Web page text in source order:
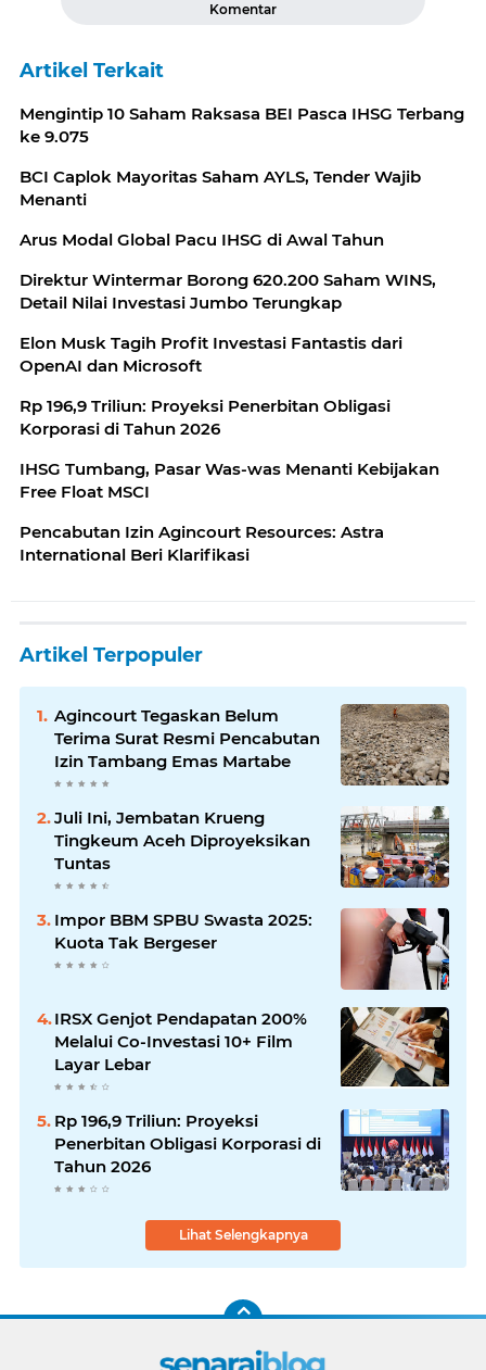
Komentar
Artikel Terkait
Mengintip 10 Saham Raksasa BEI Pasca IHSG Terbang
ke 9.075
BCI Caplok Mayoritas Saham AYLS, Tender Wajib
Menanti
Arus Modal Global Pacu IHSG di Awal Tahun
Direktur Wintermar Borong 620.200 Saham WINS,
Detail Nilai Investasi Jumbo Terungkap
Elon Musk Tagih Profit Investasi Fantastis dari
OpenAI dan Microsoft
Rp 196,9 Triliun: Proyeksi Penerbitan Obligasi
Korporasi di Tahun 2026
IHSG Tumbang, Pasar Was-was Menanti Kebijakan
Free Float MSCI
Pencabutan Izin Agincourt Resources: Astra
International Beri Klarifikasi
Artikel Terpopuler
Agincourt Tegaskan Belum
Terima Surat Resmi Pencabutan
Izin Tambang Emas Martabe
Juli Ini, Jembatan Krueng
Tingkeum Aceh Diproyeksikan
Tuntas
Impor BBM SPBU Swasta 2025:
Kuota Tak Bergeser
IRSX Genjot Pendapatan 200%
Melalui Co-Investasi 10+ Film
Layar Lebar
Rp 196,9 Triliun: Proyeksi
Penerbitan Obligasi Korporasi di
Tahun 2026
Lihat Selengkapnya